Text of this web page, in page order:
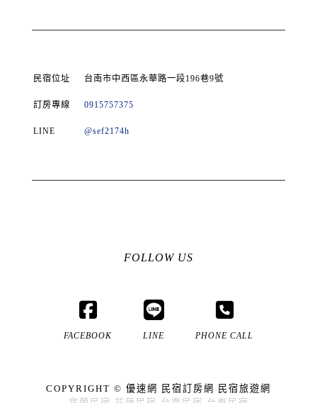
民宿位址 台南市中西區永華路一段196巷9號
訂房專線 0915757375
LINE @sef2174h
FOLLOW US
FACEBOOK LINE PHONE CALL
COPYRIGHT © 優速網 民宿訂房網
民宿旅遊網